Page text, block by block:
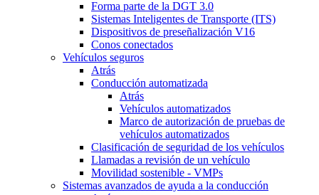
Forma parte de la DGT 3.0
Sistemas Inteligentes de Transporte (ITS)
Dispositivos de preseñalización V16
Conos conectados
Vehículos seguros
Atrás
Conducción automatizada
Atrás
Vehículos automatizados
Marco de autorización de pruebas de
vehículos automatizados
Clasificación de seguridad de los vehículos
Llamadas a revisión de un vehículo
Movilidad sostenible - VMPs
Sistemas avanzados de ayuda a la conducción